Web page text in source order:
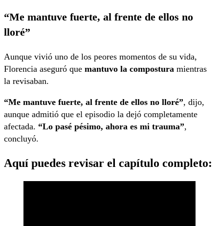
“Me mantuve fuerte, al frente de ellos no
lloré”
Aunque vivió uno de los peores momentos de su vida,
Florencia aseguró que mantuvo la compostura mientras
la revisaban.
“Me mantuve fuerte, al frente de ellos no lloré”, dijo,
aunque admitió que el episodio la dejó completamente
afectada. “Lo pasé pésimo, ahora es mi trauma”,
concluyó.
Aquí puedes revisar el capítulo completo: